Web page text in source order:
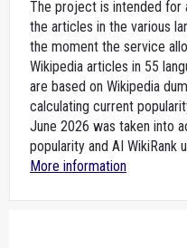
The project is intended for
the articles in the various
the moment the service
Wikipedia articles in 55
are based on Wikipedia
calculating current
June 2026 was taken into
popularity and AI WikiRank
More information